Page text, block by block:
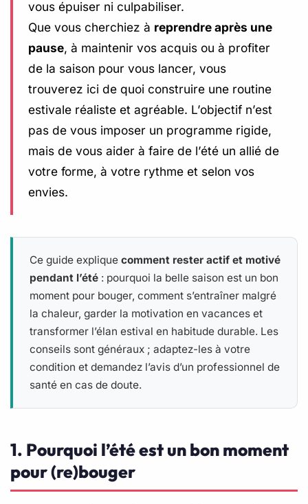
vous épuiser ni culpabiliser.
Que vous cherchiez à reprendre après une
pause, à maintenir vos acquis ou à profiter
de la saison pour vous lancer, vous
trouverez ici de quoi construire une routine
estivale réaliste et agréable. L’objectif n’est
pas de vous imposer un programme rigide,
mais de vous aider à faire de l’été un allié de
votre forme, à votre rythme et selon vos
envies.
Ce guide explique comment rester actif et motivé
pendant l’été : pourquoi la belle saison est un bon
moment pour bouger, comment s’entraîner malgré
la chaleur, garder la motivation en vacances et
transformer l’élan estival en habitude durable. Les
conseils sont généraux ; adaptez-les à votre
condition et demandez l’avis d’un professionnel de
santé en cas de doute.
1. Pourquoi l’été est un bon moment
pour (re)bouger